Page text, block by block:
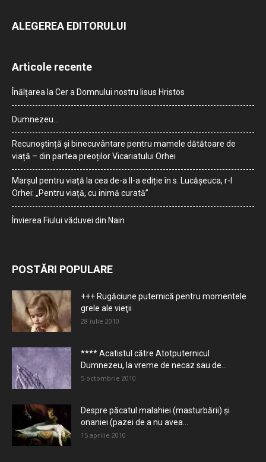
ALEGEREA EDITORULUI
Articole recente
Înălțarea la Cer a Domnului nostru Iisus Hristos
Dumnezeu…
Recunoștință și binecuvântare pentru mamele dătătoare de
viață – din partea preoților Vicariatului Orhei
Marșul pentru viață la cea de-a II-a ediție în s. Lucășeuca, r-l
Orhei: „Pentru viață, cu inimă curată”
Învierea Fiului văduvei din Nain
POSTĂRI POPULARE
+++ Rugăciune puternică pentru momentele
grele ale vieţii
28 iulie 2010
**** Acatistul către Atotputernicul
Dumnezeu, la vreme de necaz sau de...
5 octombrie 2010
Despre păcatul malahiei (masturbării) şi
onaniei (pazei de a nu avea...
15 aprilie 2010